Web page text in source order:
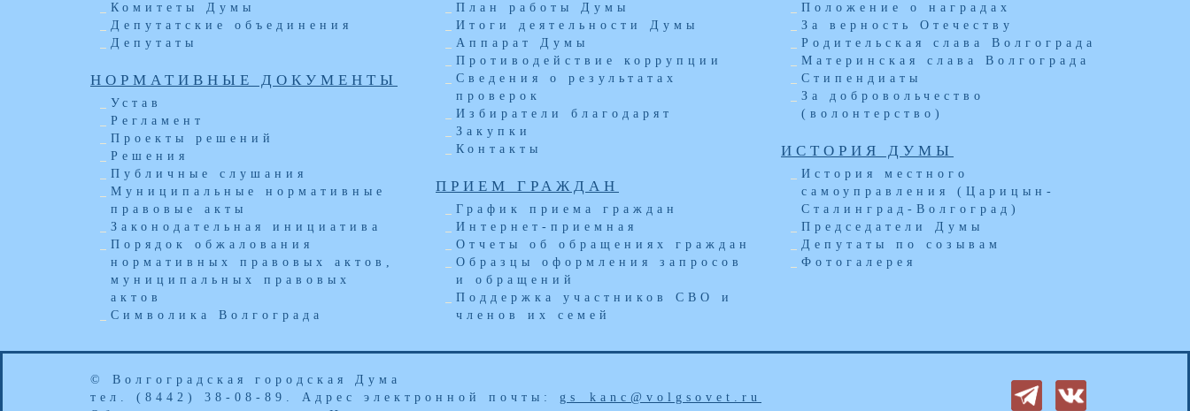
Комитеты Думы
Депутатские объединения
Депутаты
НОРМАТИВНЫЕ ДОКУМЕНТЫ
Устав
Регламент
Проекты решений
Решения
Публичные слушания
Муниципальные нормативные
правовые акты
Законодательная инициатива
Порядок обжалования
нормативных правовых актов,
муниципальных правовых
актов
Символика Волгограда
План работы Думы
Итоги деятельности Думы
Аппарат Думы
Противодействие коррупции
Сведения о результатах
проверок
Избиратели благодарят
Закупки
Контакты
ПРИЕМ ГРАЖДАН
График приема граждан
Интернет-приемная
Отчеты об обращениях граждан
Образцы оформления запросов
и обращений
Поддержка участников СВО и
членов их семей
Положение о наградах
За верность Отечеству
Родительская слава Волгограда
Материнская слава Волгограда
Стипендиаты
За добровольчество
(волонтерство)
ИСТОРИЯ ДУМЫ
История местного
самоуправления (Царицын-
Сталинград-Волгоград)
Председатели Думы
Депутаты по созывам
Фотогалерея
© Волгоградская городская Дума
тел. (8442) 38-08-89. Адрес электронной почты: gs_kanc@volgsovet.ru